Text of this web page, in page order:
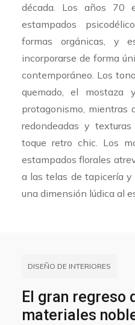
década. Los años 70
estampados
formas orgánicas, y
incorporarse de forma
contemporáneo. Los
quemado, el
protagonismo, mientras
redondeadas y
toque retro chic. Los
estampados florales
a las telas de tapicería y
una dimensión lúdica al
DISEÑO DE INTERIORES
El gran regreso
materiales